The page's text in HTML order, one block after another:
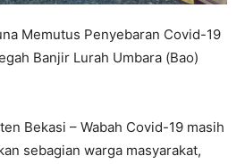
Memutus Penyebaran Covid-19
Banjir Lurah Umbara (Bao)
Bekasi – Wabah Covid-19 masih
sebagian warga masyarakat,